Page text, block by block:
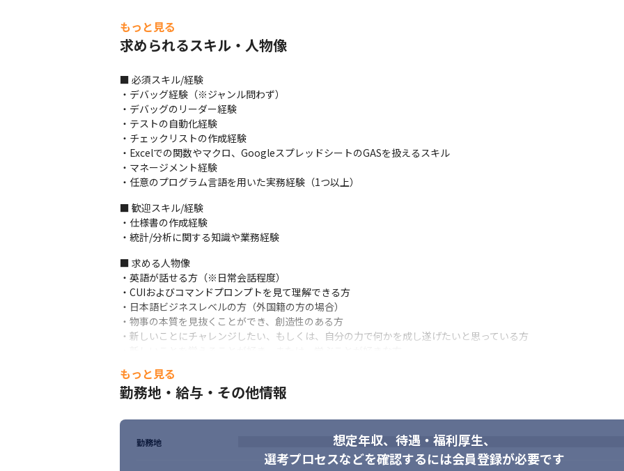
・予算管理
・契約管理
・業務指示
・業務品質の管理と改善
・テスト計画策定
・業務委託メンバーのシフト管理
・業務委託メンバーの採用面接
・業務委託メンバーの教育
・折衝/渉外（例：グループ内開発会社との調整）
＜テスト基準/ケース策定＞
・テスト設計
・テストの自動化
・テストの効率化
・資料作成
■ この仕事の面白み、魅力
・個々の裁量が大きいため、自分の仕事をそのままサービスに反映することができます
・競合企業に対抗する強みを自分の手で作っていける環境があります
・事業部長と考えを共有しながら、システムの価値を最大化できる環境です
もっと見る
求められるスキル・人物像
■ 必須スキル/経験
・デバッグ経験（※ジャンル問わず）
・デバッグのリーダー経験
・テストの自動化経験
・チェックリストの作成経験
・Excelでの関数やマクロ、GoogleスプレッドシートのGASを扱えるスキル
・マネージメント経験
・任意のプログラム言語を用いた実務経験（1つ以上）
■ 歓迎スキル/経験
・仕様書の作成経験
・統計/分析に関する知識や業務経験
■ 求める人物像
・英語が話せる方（※日常会話程度）
・CUIおよびコマンドプロンプトを見て理解できる方
・日本語ビジネスレベルの方（外国籍の方の場合）
・物事の本質を見抜くことができ、創造性のある方
・新しいことにチャレンジしたい、もしくは、自分の力で何かを成し遂げたいと思っている方
・指示や指摘に対して、合理的な対応ができる方
もっと見る
勤務地・給与・その他情報
想定年収、待遇・福利厚生、
選考プロセスなどを確認するには会員登録が必要です
勤務地